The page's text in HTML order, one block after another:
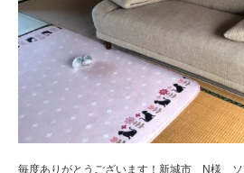
毎度ありがとうございます！新城市 N様 ソ